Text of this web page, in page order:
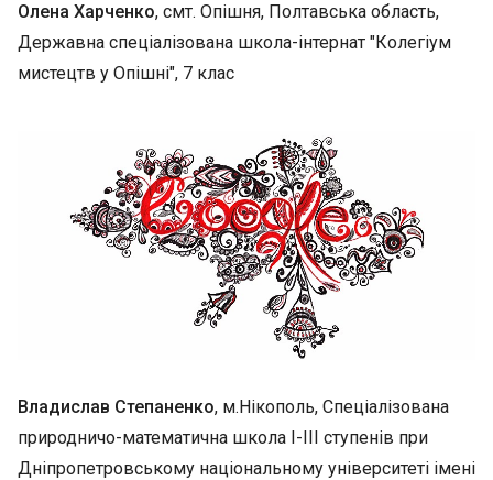
Олена Харченко, смт. Опішня, Полтавська область,
Державна спеціалізована школа-інтернат "Колегіум
мистецтв у Опішні", 7 клас
Владислав Степаненко, м.Нікополь, Спеціалізована
природничо-математична школа І-ІІІ ступенів при
Дніпропетровському національному університеті імені